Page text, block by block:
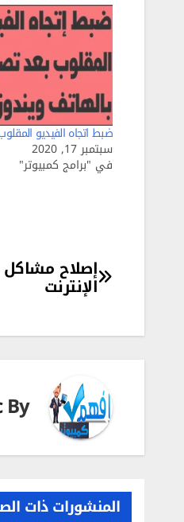
ضبط اتجاه الفيديو
سبتمبر 17, 2020
في "برامج كمبيوتر"
تصفّح
المقالات
إصلاح مشاكل
الإنترنت
By
المنشورات ذات